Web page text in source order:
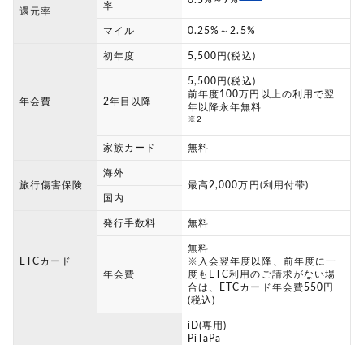
還元率
率
マイル 0.25%～2.5%
年会費
初年度 5,500円(税込)
2年目以降
5,500円(税込)
前年度100万円以上の利用で翌
年以降永年無料
※2
家族カード 無料
旅行傷害保険
海外
最高2,000万円(利用付帯)
国内
ETCカード
発行手数料 無料
年会費
無料
※入会翌年度以降、前年度に一
度もETC利用のご請求がない場
合は、ETCカード年会費550円
(税込)
iD(専用)
PiTaPa